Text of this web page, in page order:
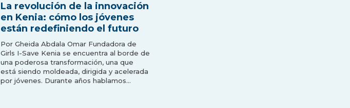
La revolución de la innovación
en Kenia: cómo los jóvenes
están redefiniendo el futuro
Por Gheida Abdala Omar Fundadora de
Girls I-Save Kenia se encuentra al borde de
una poderosa transformación, una que
está siendo moldeada, dirigida y acelerada
por jóvenes. Durante años hablamos…